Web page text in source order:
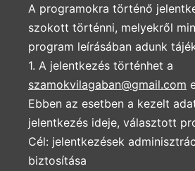
A programokra történő
szokott történni, melyekről
program leírásában adunk
1. A jelentkezés történhet a
szamokvilagaban@gmail.com
Ebben az esetben a kezelt
jelentkezés ideje, választott
Cél: jelentkezések
biztosítása